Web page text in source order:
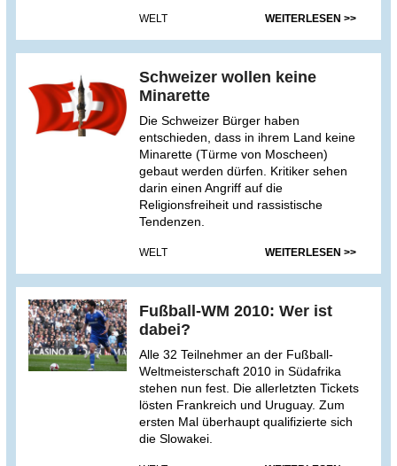
WELT WEITERLESEN >>
Schweizer wollen keine
Minarette
Die Schweizer Bürger haben
entschieden, dass in ihrem Land keine
Minarette (Türme von Moscheen)
gebaut werden dürfen. Kritiker sehen
darin einen Angriff auf die
Religionsfreiheit und rassistische
Tendenzen.
WELT WEITERLESEN >>
Fußball-WM 2010: Wer ist
dabei?
Alle 32 Teilnehmer an der Fußball-
Weltmeisterschaft 2010 in Südafrika
stehen nun fest. Die allerletzten Tickets
lösten Frankreich und Uruguay. Zum
ersten Mal überhaupt qualifizierte sich
die Slowakei.